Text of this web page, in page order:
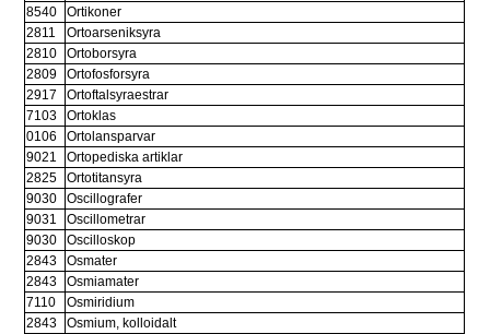
8540
Ortikoner
2811
Ortoarseniksyra
2810
Ortoborsyra
2809
Ortofosforsyra
2917
Ortoftalsyraestrar
7103
Ortoklas
0106
Ortolansparvar
9021
Ortopediska artiklar
2825
Ortotitansyra
9030
Oscillografer
9031
Oscillometrar
9030
Oscilloskop
2843
Osmater
2843
Osmiamater
7110
Osmiridium
2843
Osmium, kolloidalt